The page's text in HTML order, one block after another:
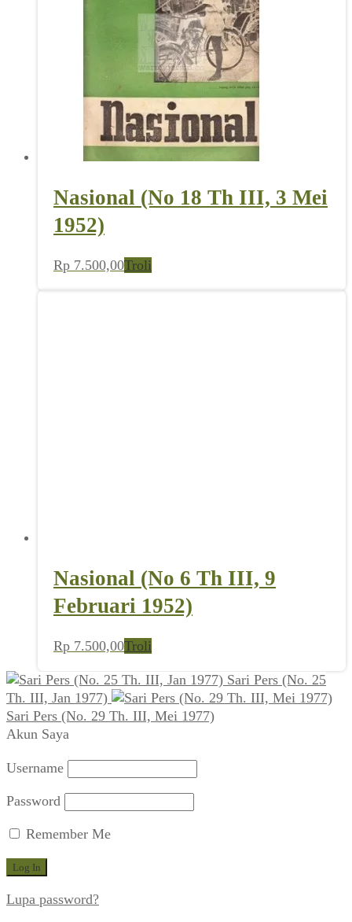
Nasional (No 18 Th III, 3 Mei
1952)
Rp 7.500,00Troli
Nasional (No 6 Th III, 9
Februari 1952)
Rp 7.500,00Troli
Sari Pers (No. 25
Th. III, Jan 1977)
Sari Pers (No. 29 Th. III, Mei 1977)
Akun Saya
Username
Password
Remember Me
Lupa password?